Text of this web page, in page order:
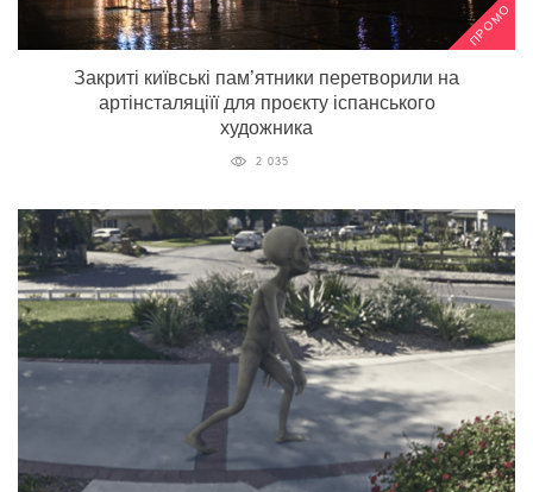
ПРОМО
Закриті київські пам’ятники перетворили на
артінсталяціїї для проєкту іспанського
художника
2 035